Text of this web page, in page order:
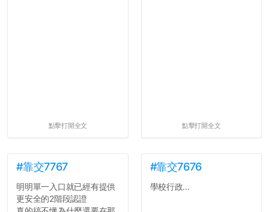
點擊打開全文 點擊打開全文
#靠交7767
明明單一入口就已經有提供
更安全的2階段認證
#靠交7676
學校行政...